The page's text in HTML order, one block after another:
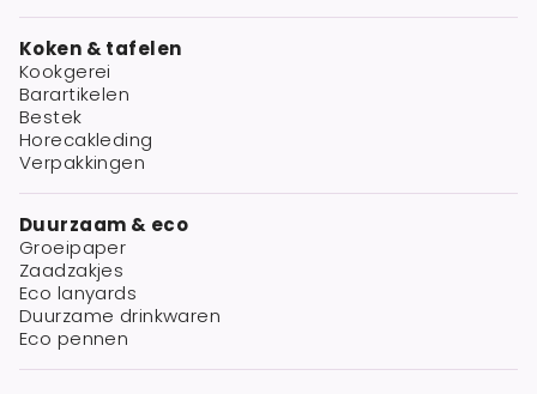
Koken & tafelen
Kookgerei
Barartikelen
Bestek
Horecakleding
Verpakkingen
Duurzaam & eco
Groeipaper
Zaadzakjes
Eco lanyards
Duurzame drinkwaren
Eco pennen